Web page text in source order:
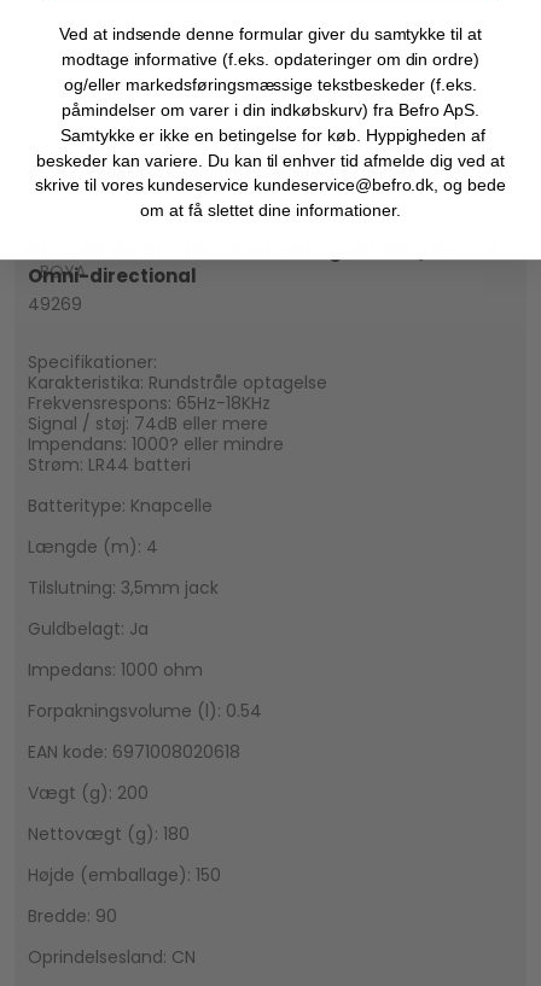
Omni-directional
BOYA
49269
Specifikationer:
Karakteristika: Rundstråle optagelse
Frekvensrespons: 65Hz-18KHz
Signal / støj: 74dB eller mere
Impendans: 1000? eller mindre
Strøm: LR44 batteri
Batteritype: Knapcelle
Længde (m): 4
Tilslutning: 3,5mm jack
Guldbelagt: Ja
Impedans: 1000 ohm
Forpakningsvolume (l): 0.54
EAN kode: 6971008020618
Vægt (g): 200
Nettovægt (g): 180
Højde (emballage): 150
Bredde: 90
Oprindelsesland: CN
Ved at indsende denne formular giver du samtykke til at
modtage informative (f.eks. opdateringer om din ordre)
og/eller markedsføringsmæssige tekstbeskeder (f.eks.
påmindelser om varer i din indkøbskurv) fra Befro ApS.
Samtykke er ikke en betingelse for køb. Hyppigheden af
beskeder kan variere. Du kan til enhver tid afmelde dig ved at
skrive til vores kundeservice kundeservice@befro.dk, og bede
om at få slettet dine informationer.